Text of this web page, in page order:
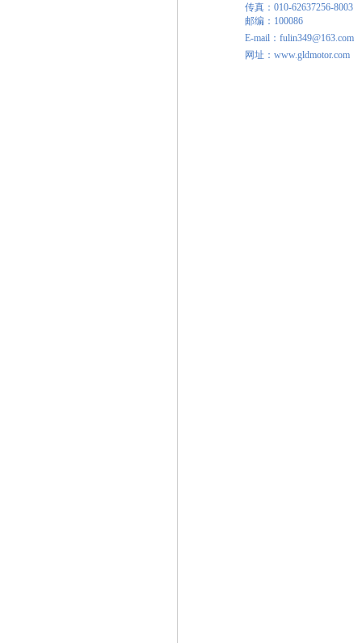
传真：010-62637256-8003
邮编：100086
E-mail：fulin349@163.com
网址：www.gldmotor.com